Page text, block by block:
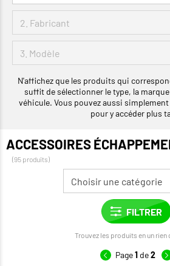
N'affichez que les produits qui
suffit de sélectionner le type, la
véhicule. Vous pouvez aussi
pour y accéder plus
ACCESSOIRES
(95 produits)
Trouvez les produits en un rien
Page 1 de 2